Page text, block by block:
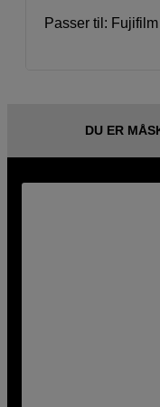
Passer til:
DU ER